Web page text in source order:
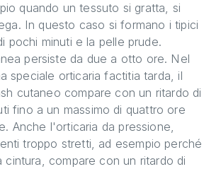
quando un tessuto si gratta, si
In questo caso si formano i tipici
pochi minuti e la pelle prude.
persiste da due a otto ore. Nel
speciale orticaria factitia tarda, il
cutaneo compare con un ritardo di
fino a un massimo di quattro ore
Anche l'orticaria da pressione,
troppo stretti, ad esempio perché
cintura, compare con un ritardo di